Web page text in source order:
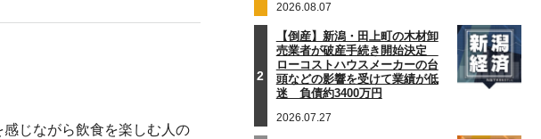
じながら飲食を楽しむ人の
2026.08.07
2
【倒産】新潟・田上町の木材卸
売業者が破産手続き開始決定
ローコストハウスメーカーの台
頭などの影響を受けて業績が低
迷 負債約3400万円
2026.07.27